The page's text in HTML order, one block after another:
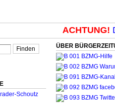
ACHTUNG!
Schoutz
ÜBER